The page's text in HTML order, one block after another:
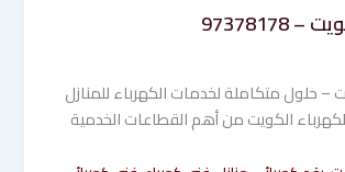
– حلول متكاملة لخدمات الكهرباء للمنازل
الكويت من أهم القطاعات الخدمية